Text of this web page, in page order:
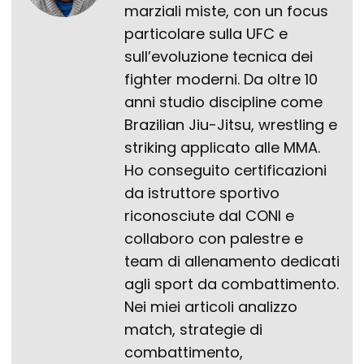
marziali miste, con un focus
particolare sulla UFC e
sull’evoluzione tecnica dei
fighter moderni. Da oltre 10
anni studio discipline come
Brazilian Jiu-Jitsu, wrestling e
striking applicato alle MMA.
Ho conseguito certificazioni
da istruttore sportivo
riconosciute dal CONI e
collaboro con palestre e
team di allenamento dedicati
agli sport da combattimento.
Nei miei articoli analizzo
match, strategie di
combattimento,